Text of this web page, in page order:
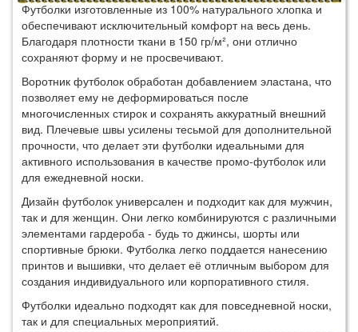
Футболки изготовленные из 100% натурального хлопка и
обеспечивают исключительный комфорт на весь день.
Благодаря плотности ткани в 150 гр/м², они отлично
сохраняют форму и не просвечивают.
Воротник футболок обработан добавлением эластана, что
позволяет ему не деформироваться после
многочисленных стирок и сохранять аккуратный внешний
вид. Плечевые швы усилены тесьмой для дополнительной
прочности, что делает эти футболки идеальными для
активного использования в качестве промо-футболок или
для ежедневной носки.
Дизайн футболок универсален и подходит как для мужчин,
так и для женщин. Они легко комбинируются с различными
элементами гардероба - будь то джинсы, шорты или
спортивные брюки. Футболка легко поддается нанесению
принтов и вышивки, что делает её отличным выбором для
создания индивидуального или корпоративного стиля.
Футболки идеально подходят как для повседневной носки,
так и для специальных мероприятий.